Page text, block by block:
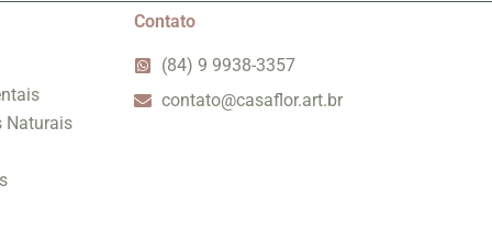
Naturais
Contato
(84) 9 9938-3357
contato@casaflor.art.br